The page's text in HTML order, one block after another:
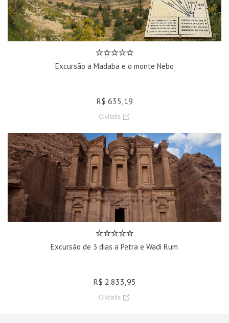
Excursão a Madaba e o monte Nebo
R$ 635,19
Civitatis
Excursão de 3 dias a Petra e Wadi Rum
R$ 2.833,95
Civitatis